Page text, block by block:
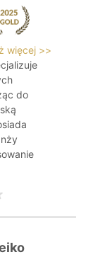
więcej >>
do